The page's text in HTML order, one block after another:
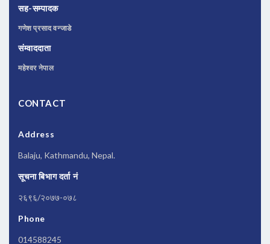
सह-सम्पादक
गणेश प्रसाद वन्जाडे
संम्वाददाता
महेश्वर नेपाल
CONTACT
Address
Balaju, Kathmandu, Nepal.
सूचना बिभाग दर्ता नं
२६९६/२०७७-०७८
Phone
014588245